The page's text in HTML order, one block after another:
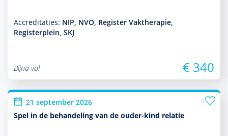
Accreditaties: NIP, NVO, Register Vaktherapie,
Registerplein, SKJ
Bijna vol € 340
21 september 2026
Spel in de behandeling van de ouder-kind relatie